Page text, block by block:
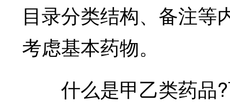
目录分类结构、备注等
考虑基本药物。
什么是甲乙类药品?